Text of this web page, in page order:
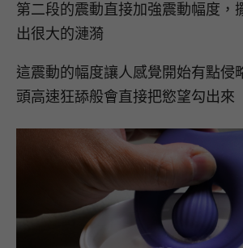
第二段的震動直接加強震動幅度，
出很大的漣漪
這震動的幅度讓人感覺開始有點侵
頭高速狂舔般會直接把慾望勾出來